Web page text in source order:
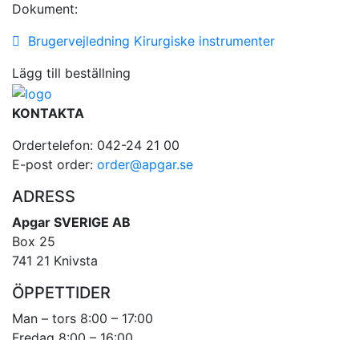
Dokument:
Brugervejledning Kirurgiske instrumenter
Lägg till beställning
KONTAKTA
Ordertelefon: 042-24 21 00
E-post order: order@apgar.se
ADRESS
Apgar SVERIGE AB
Box 25
741 21 Knivsta
ÖPPETTIDER
Man – tors 8:00 – 17:00